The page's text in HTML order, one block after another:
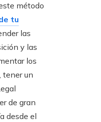
método
tu
las
y las
los
tener un
de gran
desde el